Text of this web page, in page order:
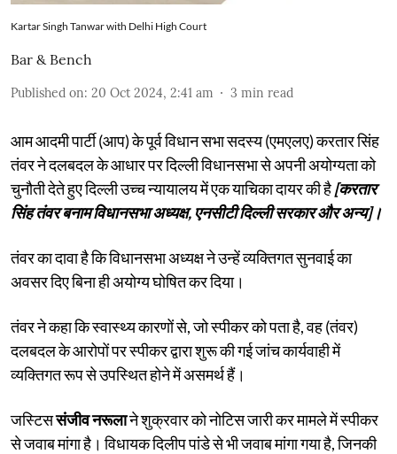
Kartar Singh Tanwar with Delhi High Court
Bar & Bench
Published on: 20 Oct 2024, 2:41 am 3 min read
आम आदमी पार्टी (आप) के पूर्व विधान सभा सदस्य (एमएलए) करतार सिंह
तंवर ने दलबदल के आधार पर दिल्ली विधानसभा से अपनी अयोग्यता को
चुनौती देते हुए दिल्ली उच्च न्यायालय में एक याचिका दायर की है[करतार
सिंह तंवर बनाम विधानसभा अध्यक्ष, एनसीटी दिल्ली सरकार और अन्य]।
तंवर का दावा है कि विधानसभा अध्यक्ष ने उन्हें व्यक्तिगत सुनवाई का
अवसर दिए बिना ही अयोग्य घोषित कर दिया।
तंवर ने कहा कि स्वास्थ्य कारणों से, जो स्पीकर को पता है, वह (तंवर)
दलबदल के आरोपों पर स्पीकर द्वारा शुरू की गई जांच कार्यवाही में
व्यक्तिगत रूप से उपस्थित होने में असमर्थ हैं।
जस्टिससंजीव नरूलाने शुक्रवार को नोटिस जारी कर मामले में स्पीकर
से जवाब मांगा है। विधायक दिलीप पांडे से भी जवाब मांगा गया है, जिनकी